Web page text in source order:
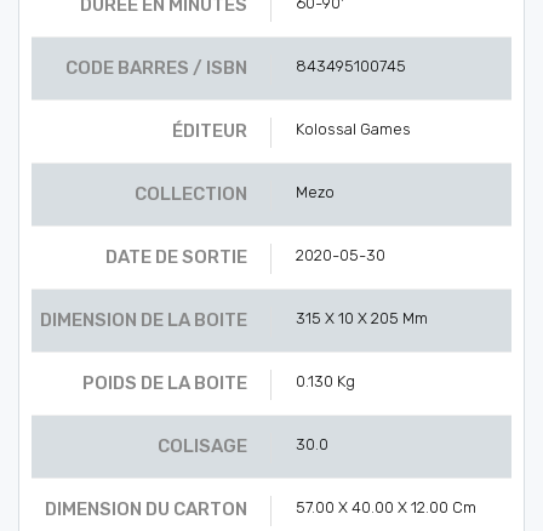
DUREE EN MINUTES
CODE BARRES / ISBN 843495100745
ÉDITEUR Kolossal Games
COLLECTION Mezo
DATE DE SORTIE 2020-05-30
DIMENSION DE LA BOITE 315 X 10 X 205 Mm
POIDS DE LA BOITE 0.130 Kg
COLISAGE 30.0
DIMENSION DU CARTON 57.00 X 40.00 X 12.00 Cm